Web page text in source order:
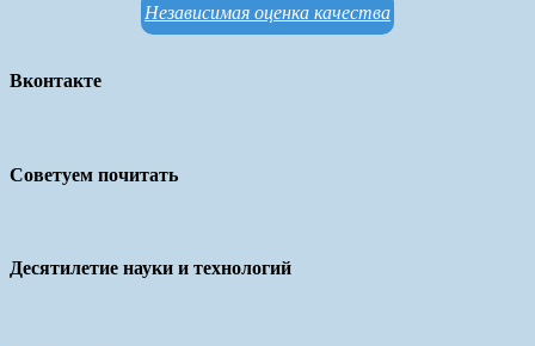
Независимая оценка качества
Вконтакте
Советуем почитать
Десятилетие науки и технологий